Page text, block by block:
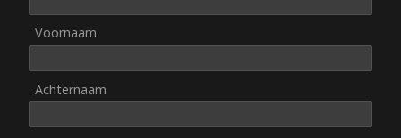
Voornaam
Achternaam